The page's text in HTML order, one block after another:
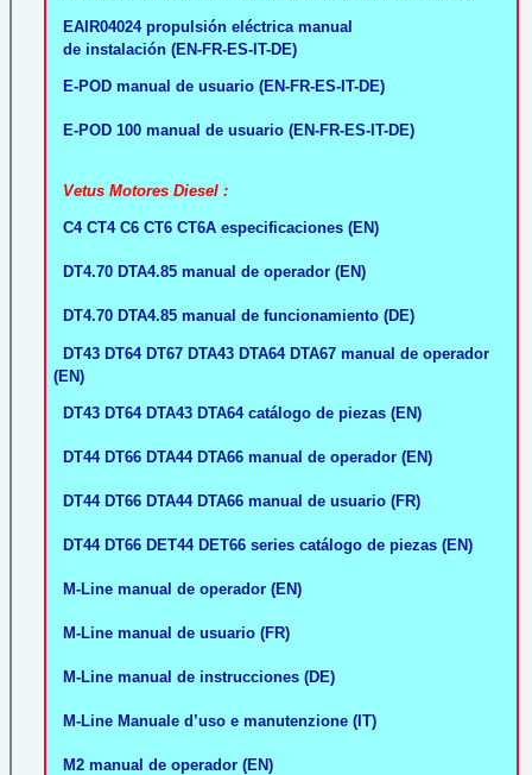
EAIR04024 propulsión eléctrica manual
de instalación (EN-FR-ES-IT-DE)
E-POD manual de usuario (EN-FR-ES-IT-DE)
E-POD 100 manual de usuario (EN-FR-ES-IT-DE)
Vetus Motores Diesel :
C4 CT4 C6 CT6 CT6A especificaciones (EN)
DT4.70 DTA4.85 manual de operador (EN)
DT4.70 DTA4.85 manual de funcionamiento (DE)
DT43 DT64 DT67 DTA43 DTA64 DTA67 manual de operador
(EN)
DT43 DT64 DTA43 DTA64 catálogo de piezas (EN)
DT44 DT66 DTA44 DTA66 manual de operador (EN)
DT44 DT66 DTA44 DTA66 manual de usuario (FR)
DT44 DT66 DET44 DET66 series catálogo de piezas (EN)
M-Line manual de operador (EN)
M-Line manual de usuario (FR)
M-Line manual de instrucciones (DE)
M-Line Manuale d’uso e manutenzione (IT)
M2 manual de operador (EN)